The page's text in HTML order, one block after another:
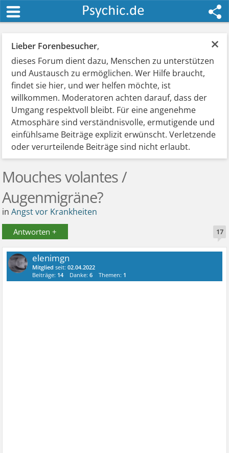
×
Lieber Forenbesucher,
dieses Forum dient dazu, Menschen zu unterstützen
und Austausch zu ermöglichen. Wer Hilfe braucht,
findet sie hier, und wer helfen möchte, ist
willkommen. Moderatoren achten darauf, dass der
Umgang respektvoll bleibt. Für eine angenehme
Atmosphäre sind verständnisvolle, ermutigende und
einfühlsame Beiträge explizit erwünscht. Verletzende
oder verurteilende Beiträge sind nicht erlaubt.
Mouches volantes /
Augenmigräne?
inAngst vor Krankheiten
Antworten + 17
elenimgn
Mitglied seit:02.04.2022
Beiträge: 14 Danke:6 Themen: 1